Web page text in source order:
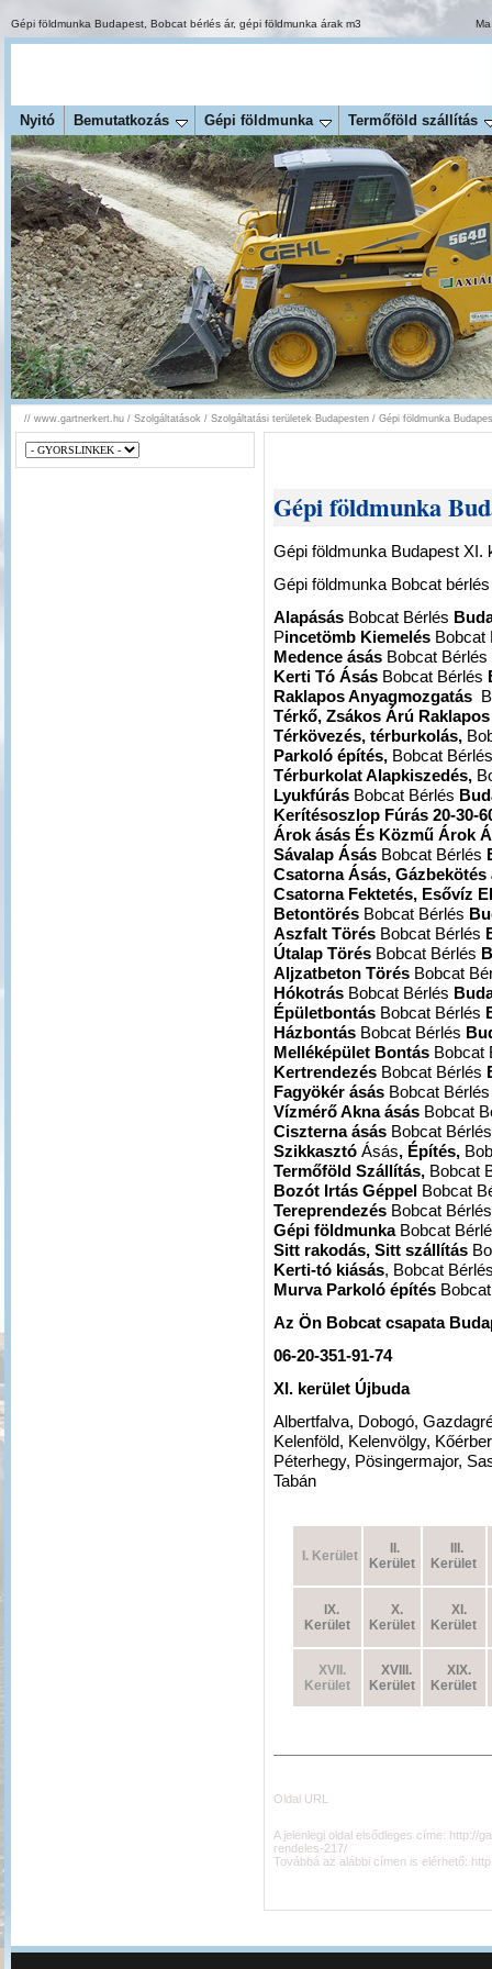
Gépi földmunka Budapest Bobcat bérlés ár, gépi földmunka árak m3
Nyitó Bemutatkozás Gépi földmunka Termőföld szállítás
// www.gartnerkert.hu / Szolgáltatások / Szolgáltatási területek Budapesten / Gépi földmunka
Gépi földmunka
Gépi földmunka Budapest XI.
Gépi földmunka Bobcat
Alapásás Bobcat Bérlés
Pincetömb Kiemelés
Medence ásás Bobcat Bérlés
Kerti Tó Ásás Bobcat Bérlés
Raklapos Anyagmozgatás
Térkő, Zsákos Árú
Térkövezés, térburkolás,
Parkoló építés, Bobcat
Térburkolat Alapkiszedés,
Lyukfúrás Bobcat Bérlés
Kerítésoszlop Fúrás 20-30-
Árok ásás És Közmű Árok
Sávalap Ásás Bobcat Bérlés
Csatorna Ásás,
Csatorna Fektetés, Esővíz
Betontörés Bobcat Bérlés
Aszfalt Törés Bobcat Bérlés
Útalap Törés Bobcat Bérlés
Aljzatbeton Törés Bobcat
Hókotrás Bobcat Bérlés
Épületbontás Bobcat Bérlés
Házbontás Bobcat Bérlés
Melléképület Bontás Bobcat
Kertrendezés Bobcat Bérlés
Fagyökér ásás Bobcat
Vízmérő Akna ásás Bobcat
Ciszterna ásás Bobcat
Szikkasztó Ásás, Építés,
Termőföld Szállítás, Bobcat
Bozót Irtás Géppel Bobcat
Tereprendezés Bobcat
Gépi földmunkaBobcat
Sitt rakodás, Sitt szállítás
Kerti-tó kiásás, Bobcat
Murva Parkoló építés
Az Ön Bobcat csapata
06-20-351-91-74
XI. kerület Újbuda
Albertfalva, Dobogó,
Kelenföld, Kelenvölgy,
Péterhegy, Pösingermajor,
Tabán
I. Kerület
II.
Kerület
III.
Kerület
IX.
Kerület
X.
Kerület
XI.
Kerület
XVII.
Kerület
XVIII.
Kerület
XIX.
Kerület
Oldal URL
A jelenlegi oldal elsődleges címe: http://
rendeles-217/
Továbbá az alábbi címen is elérhető: